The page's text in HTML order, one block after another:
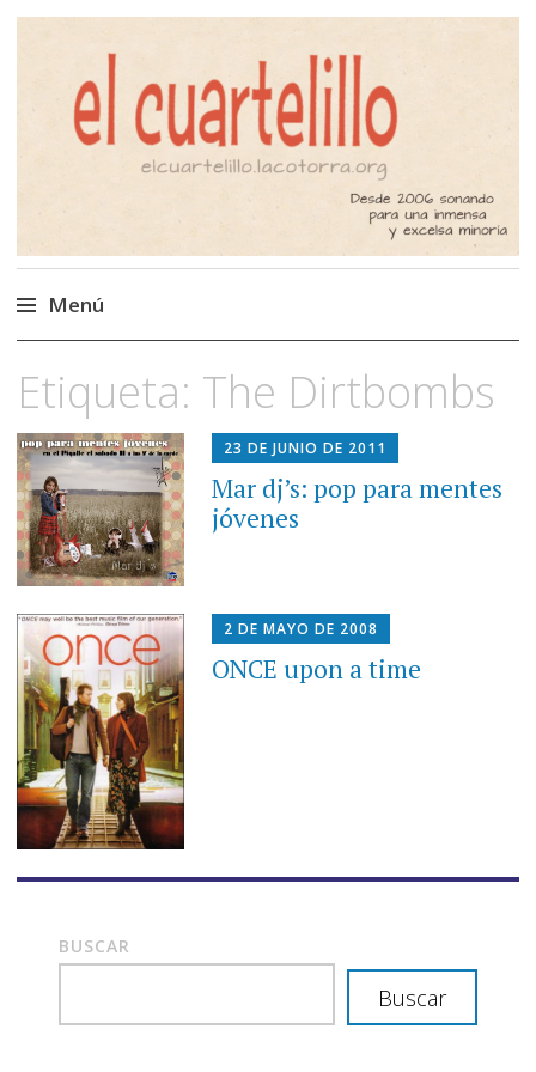
El Cuartelillo
Programa de radio de música
independiente. Podcast
Menú
al
contenido
Etiqueta: The Dirtbombs
23 DE JUNIO DE 2011
Mar dj’s: pop para mentes
jóvenes
2 DE MAYO DE 2008
ONCE upon a time
BUSCAR
Buscar